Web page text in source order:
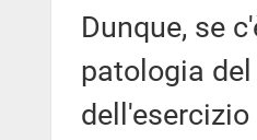
Dunque, se
patologia